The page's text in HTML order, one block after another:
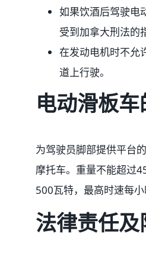
如果饮酒后驾驶电
受到加拿大刑法的
在发动电机时不允
道上行驶。
电动滑板车
为驾驶员脚部提供平台
摩托车。重量不能超过
500瓦特，最高时速每小
法律责任及